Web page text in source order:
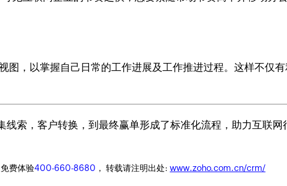
图，以掌握自己日常的工作进展及工作推进过程。这样不仅
索，客户转换，到最终赢单形成了标准化流程，助力互联
费体验400-660-8680 ， 转载请注明出处:www.zoho.com.cn/crm/